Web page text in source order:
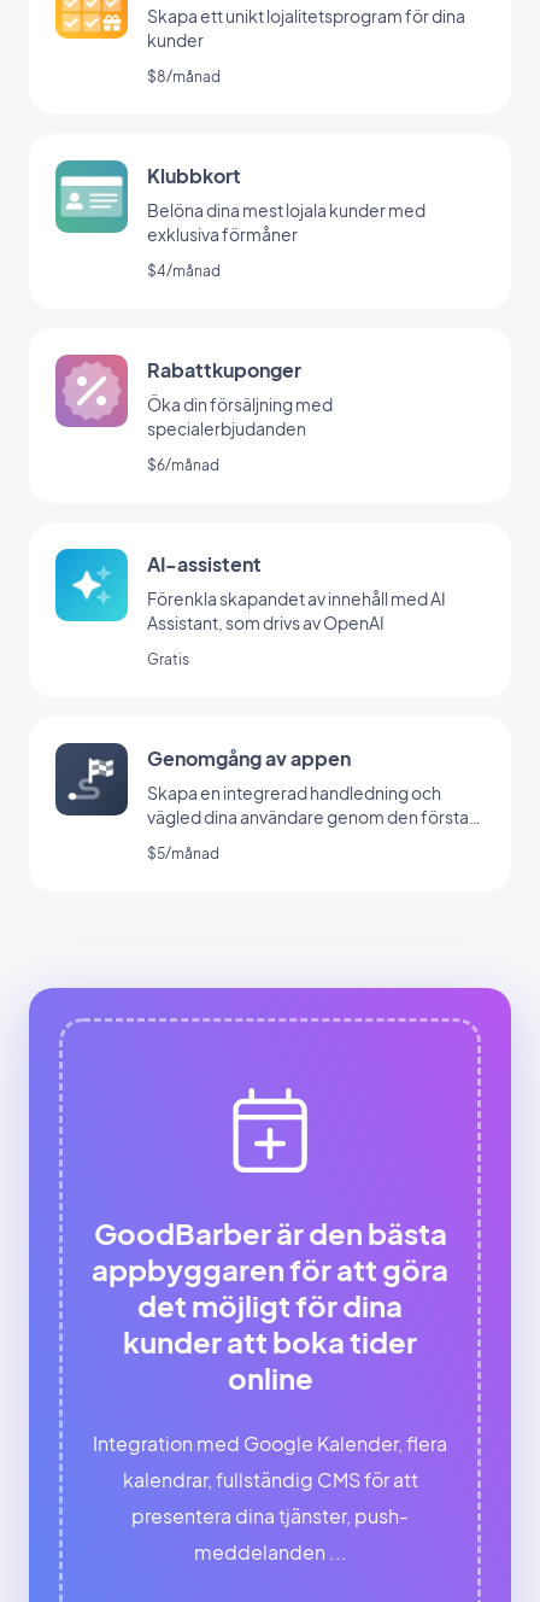
Skapa ett unikt lojalitetsprogram för dina
kunder
$8/månad
Klubbkort
Belöna dina mest lojala kunder med
exklusiva förmåner
$4/månad
Rabattkuponger
Öka din försäljning med
specialerbjudanden
$6/månad
AI-assistent
Förenkla skapandet av innehåll med AI
Assistant, som drivs av OpenAI
Gratis
Genomgång av appen
Skapa en integrerad handledning och
vägled dina användare genom den första
lanseringen av din app
$5/månad
GoodBarber är den bästa
appbyggaren för att göra
det möjligt för dina
kunder att boka tider
online
Integration med Google Kalender, flera
kalendrar, fullständig CMS för att
presentera dina tjänster, push-
meddelanden ...